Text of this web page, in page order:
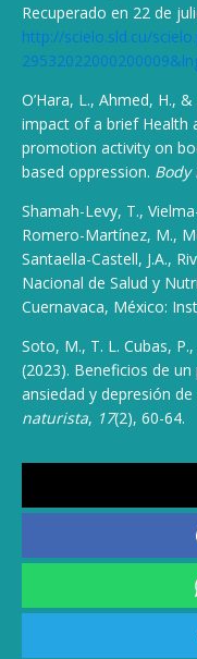
Recuperado en 22 de
http://scielo.sld.cu/
O’Hara, L., Ahmed, H.,
impact of a brief Health
promotion activity on
based oppression. Body
Shamah-Levy, T.,
Romero-Martínez, M.,
Santaella-Castell, J.A.,
Nacional de Salud y
Cuernavaca, México:
Soto, M., T. L. Cubas,
(2023). Beneficios de
ansiedad y depresión
naturista, 17(2), 60-64.